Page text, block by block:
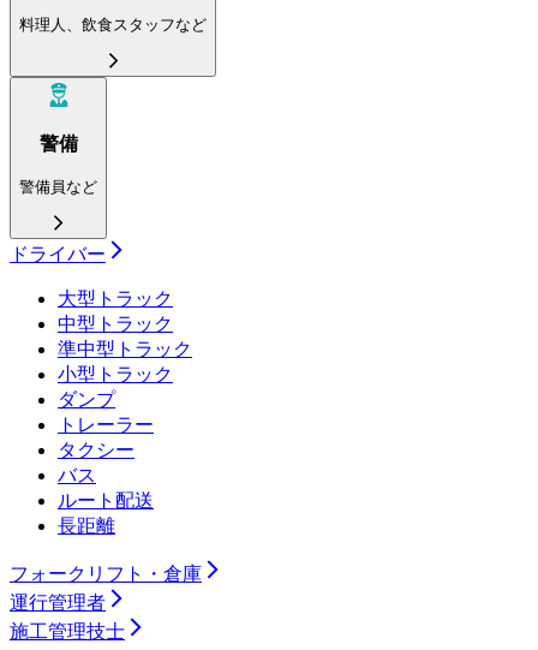
料理人、飲食スタッフなど
警備
警備員など
ドライバー
大型トラック
中型トラック
準中型トラック
小型トラック
ダンプ
トレーラー
タクシー
バス
ルート配送
長距離
フォークリフト・倉庫
運行管理者
施工管理技士